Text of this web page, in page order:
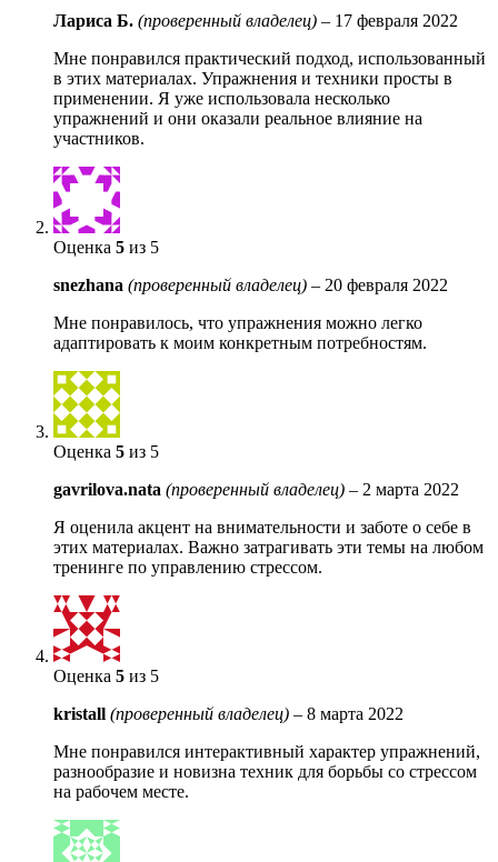
Лариса Б. (проверенный владелец) – 17 февраля 2022
Мне понравился практический подход, использованный
в этих материалах. Упражнения и техники просты в
применении. Я уже использовала несколько
упражнений и они оказали реальное влияние на
участников.
Оценка 5 из 5
snezhana (проверенный владелец) – 20 февраля 2022
Мне понравилось, что упражнения можно легко
адаптировать к моим конкретным потребностям.
Оценка 5 из 5
gavrilova.nata (проверенный владелец) – 2 марта 2022
Я оценила акцент на внимательности и заботе о себе в
этих материалах. Важно затрагивать эти темы на любом
тренинге по управлению стрессом.
Оценка 5 из 5
kristall (проверенный владелец) – 8 марта 2022
Мне понравился интерактивный характер упражнений,
разнообразие и новизна техник для борьбы со стрессом
на рабочем месте.